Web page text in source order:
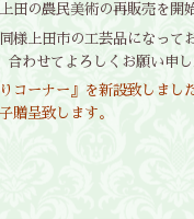
田の農民美術の再販売を開
様上田市の工芸品になって
わせてよろしくお願い申し
コーナー』を新設致しまし
贈呈致します。